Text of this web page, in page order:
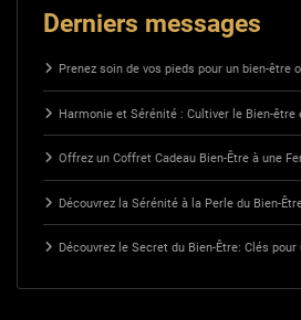
Derniers messages
Prenez soin de vos pieds pour un bien-être
Harmonie et Sérénité : Cultiver le Bien-être
Offrez un Coffret Cadeau Bien-Être à une
Découvrez la Sérénité à la Perle du Bien-
Découvrez le Secret du Bien-Être: Clés